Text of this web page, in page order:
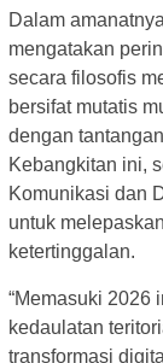
Dalam
mengatakan
secara filosofis
bersifat mutatis
dengan
Kebangkitan ini,
Komunikasi dan
untuk
ketertinggalan.
“Memasuki 2026
kedaulatan
transformasi